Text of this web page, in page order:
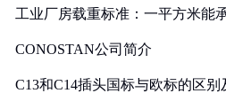
工业厂房载重标准：一平方米能
CONOSTAN公司简介
C13和C14插头国标与欧标的区